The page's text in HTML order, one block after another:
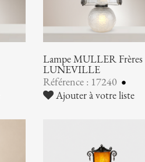
Lampe MULLER Frères
LUNEVILLE
Référence : 17240
Ajouter à votre liste